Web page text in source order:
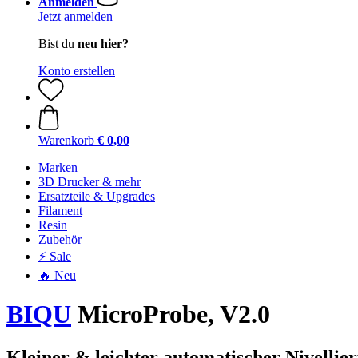
Jetzt anmelden
Bist du neu hier?
Konto erstellen
Warenkorb € 0,00
Marken
3D Drucker & mehr
Ersatzteile & Upgrades
Filament
Resin
Zubehör
⚡ Sale
🔥 Neu
BIQU MicroProbe, V2.0